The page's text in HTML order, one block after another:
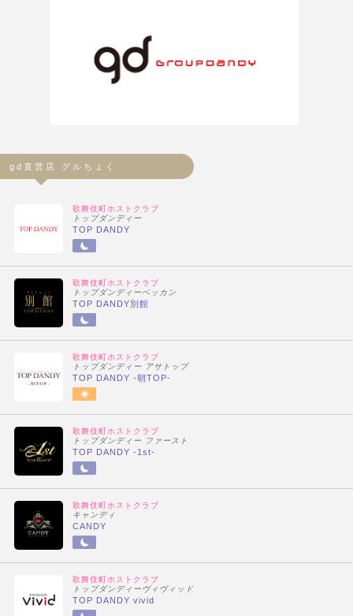
gd直営店 グルちょく
歌舞伎町ホストクラブ
トップダンディー
TOP DANDY
歌舞伎町ホストクラブ
トップダンディーベッカン
TOP DANDY別館
歌舞伎町ホストクラブ
トップダンディー アサトップ
TOP DANDY -朝TOP-
歌舞伎町ホストクラブ
トップダンディー ファースト
TOP DANDY -1st-
歌舞伎町ホストクラブ
キャンディ
CANDY
歌舞伎町ホストクラブ
トップダンディーヴィヴィッド
TOP DANDY vivid